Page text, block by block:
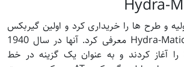
و طرح ها را خریداری کرد و اولین گیربکس
هیدرولیک را با نام Hydra-Matic معرفی کرد. آنها در سال 1940
تولید Hydra-Matic را آغاز کردند و به عنوان یک گزینه در خط